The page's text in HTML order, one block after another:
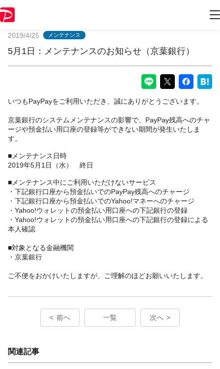
2019/4/25 メンテナンス
5月1日：メンテナンスのお知らせ（京葉銀行）
いつもPayPayをご利用いただき、誠にありがとうございます。
京葉銀行のシステムメンテナンスの影響で、PayPay残高へのチャ
ージや預金払い用口座の登録等ができない期間が発生いたしま
す。
■メンテナンス日時
2019年5月1日（水） 終日
■メンテナンス中にご利用いただけないサービス
・下記銀行口座から預金払いでのPayPay残高へのチャージ
・下記銀行口座から預金払いでのYahoo!マネーへのチャージ
・Yahoo!ウォレットの預金払い用口座への下記銀行の登録
・Yahoo!ウォレットの預金払い用口座への下記銀行の登録による
本人確認
■対象となる金融機関
・京葉銀行
ご不便をおかけいたしますが、ご理解のほどお願いいたします。
前へ 一覧 次へ
関連記事